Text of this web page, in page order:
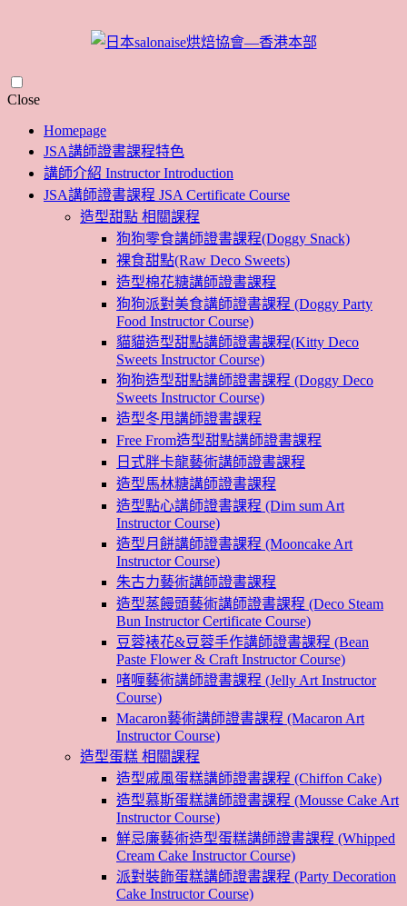
CloseSkip
content
Homepage
JSA講師證書課程特色
講師介紹 Instructor Introduction
JSA講師證書課程 JSA Certificate Course
造型甜點 相關課程
狗狗零食講師證書課程(Doggy Snack)
裸食甜點(Raw Deco Sweets)
造型棉花糖講師證書課程
狗狗派對美食講師證書課程 (Doggy Party
Food Instructor Course)
貓貓造型甜點講師證書課程(Kitty Deco
Sweets Instructor Course)
狗狗造型甜點講師證書課程 (Doggy Deco
Sweets Instructor Course)
造型冬甩講師證書課程
Free From造型甜點講師證書課程
日式胖卡龍藝術講師證書課程
造型馬林糖講師證書課程
造型點心講師證書課程 (Dim sum Art
Instructor Course)
造型月餅講師證書課程 (Mooncake Art
Instructor Course)
朱古力藝術講師證書課程
造型蒸饅頭藝術講師證書課程 (Deco Steam
Bun Instructor Certificate Course)
豆蓉裱花&豆蓉手作講師證書課程 (Bean
Paste Flower & Craft Instructor Course)
啫喱藝術講師證書課程 (Jelly Art Instructor
Course)
Macaron藝術講師證書課程 (Macaron Art
Instructor Course)
造型蛋糕 相關課程
造型戚風蛋糕講師證書課程 (Chiffon Cake)
造型慕斯蛋糕講師證書課程 (Mousse Cake Art
Instructor Course)
鮮忌廉藝術造型蛋糕講師證書課程 (Whipped
Cream Cake Instructor Course)
派對裝飾蛋糕講師證書課程 (Party Decoration
Cake Instructor Course)